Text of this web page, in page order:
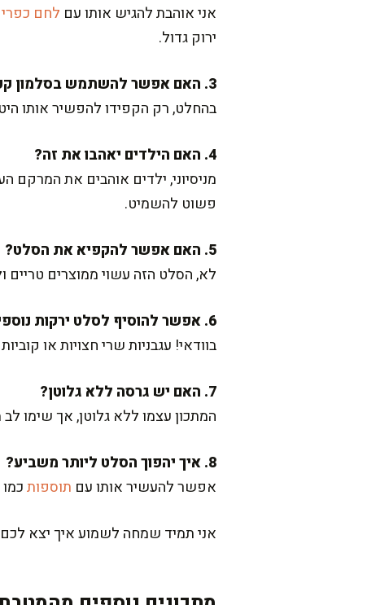
אני אוהבת להגיש אותו עם לחם
ירוק גדול.
3. האם אפשר להשתמש בסלמון קפוא?
בהחלט, רק הקפידו להפשיר אותו
4. האם הילדים יאהבו את זה?
מניסיוני, ילדים אוהבים את
פשוט להשמיט.
5. האם אפשר להקפיא את הסלט?
לא, הסלט הזה עשוי ממוצרים טריים
6. אפשר להוסיף לסלט ירקות נוספים?
בוודאי! עגבניות שרי חצויות או
7. האם יש גרסה ללא גלוטן?
המתכון עצמו ללא גלוטן, אך שימו
8. איך יהפוך הסלט ליותר משביע?
אפשר להעשיר אותו עם תוספות
אני תמיד שמחה לשמוע איך יצא לכם,